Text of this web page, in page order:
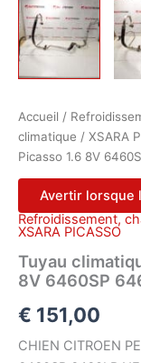
Accueil /
climatique / XSARA
Picasso 1.6 8V
Avertir lorsque
Refroidissement,
XSARA PICASSO
Tuyau
8V 6460SP
€ 151,00
CHIEN CITROEN